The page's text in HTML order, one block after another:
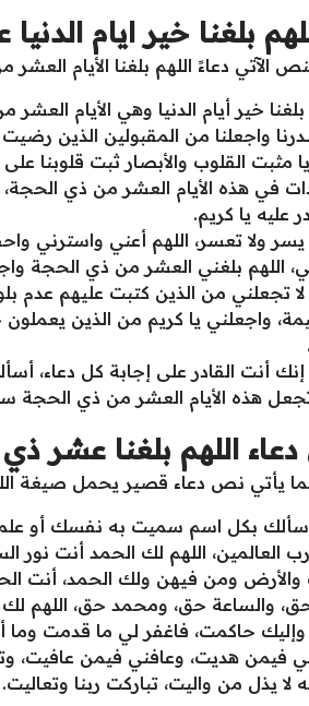
بلغنا خير ايام
الآتي دعاءً اللهم بلغنا الأيام
بلغنا خير أيام الدنيا وهي الأيام
واجعلنا من المقبولين الذين
مثبت القلوب والأبصار ثبت قلوبنا
في هذه الأيام العشر من ذي الحجة،
عليه يا كريم.
يسر ولا تعسر، اللهم أعني
اللهم بلغني العشر من ذي الحجة
لا تجعلني من الذين كتبت عليهم عدم
واجعلني يا كريم من الذين يعملون
إنك أنت القادر على إجابة كل دعاء،
هذه الأيام العشر من ذي الحجة
اللهم بلغنا عشر
يأتي نص دعاء قصير يحمل صيغة
بكل اسم سميت به نفسك أو
العالمين، اللهم لك الحمد أنت
والأرض ومن فيهن ولك الحمد، أنت
حق، والساعة حق، ومحمد حق، اللهم
حاكمت، فاغفر لي ما قدمت وما
فيمن هديت، وعافني فيمن عافيت،
لا يذل من واليت، تباركت ربنا وتعاليت.